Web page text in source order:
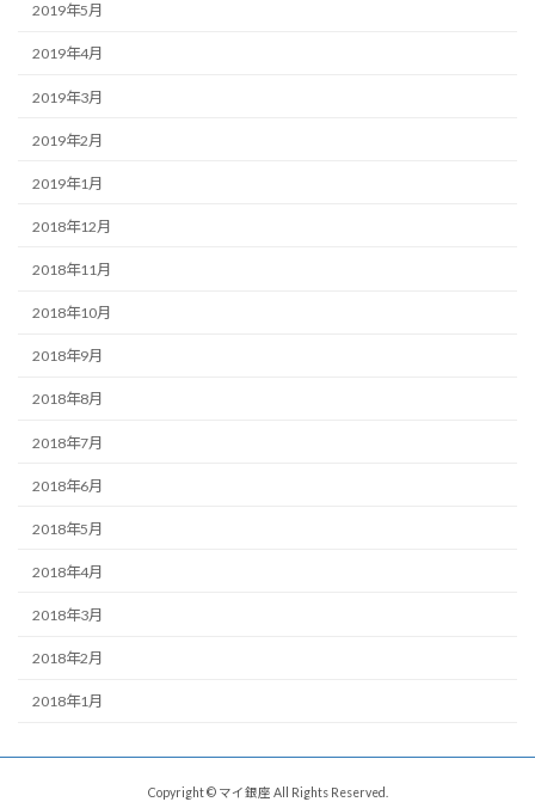
2019年5月
2019年4月
2019年3月
2019年2月
2019年1月
2018年12月
2018年11月
2018年10月
2018年9月
2018年8月
2018年7月
2018年6月
2018年5月
2018年4月
2018年3月
2018年2月
2018年1月
Copyright © マイ銀座 All Rights Reserved.